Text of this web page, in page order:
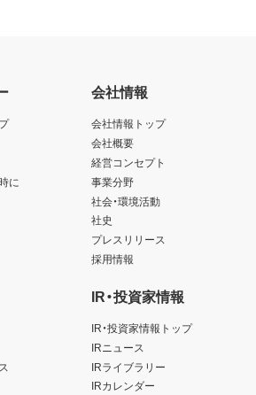
に
会社情報
会社情報トップ
会社概要
経営コンセプト
事業分野
社会・環境活動
社史
プレスリリース
採用情報
IR・投資家情報
IR・投資家情報トップ
IRニュース
IRライブラリー
IRカレンダー